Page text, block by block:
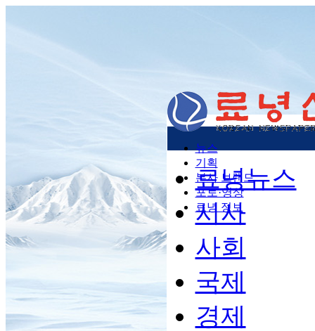
뉴스
기획
본사 브랜드
포토·영상
료녕 정보
료녕뉴스
시사
사회
국제
경제